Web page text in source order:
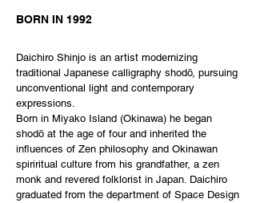
BORN IN 1992
Daichiro Shinjo is an artist modernizing
traditional Japanese calligraphy shodō, pursuing
unconventional light and contemporary
expressions.
Born in Miyako Island (Okinawa) he began
shodō at the age of four and inherited the
influences of Zen philosophy and Okinawan
spiriritual culture from his grandfather, a zen
monk and revered folklorist in Japan. Daichiro
graduated from the department of Space Design